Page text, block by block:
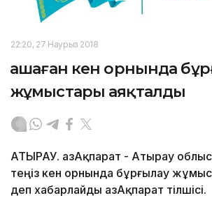
22:20, 27 Наурыз 2018
Қашаған кен орнында
жұмыстары аяқталды
АТЫРАУ. ҚазАқпарат - Атырау
теңіз кен орнында бұрғылау
деп хабарлайды ҚазАқпарат тілшісі.